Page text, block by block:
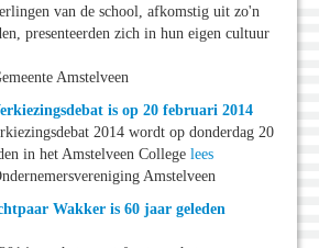
van de school, afkomstig uit zo'n
presenteerden zich in hun eigen cultuur
Amstelveen
is op 20 februari 2014
2014 wordt op donderdag 20
in het Amstelveen College lees
Amstelveen
Wakker is 60 jaar geleden